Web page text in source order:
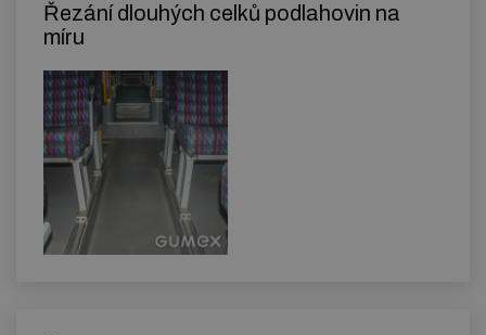
Řezání dlouhých celků podlahovin na
míru